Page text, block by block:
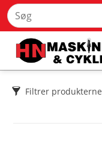
Filtrer produkterne